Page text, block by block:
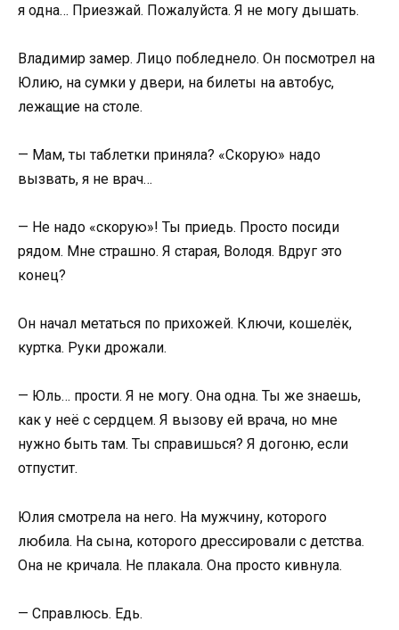
я одна… Приезжай. Пожалуйста. Я не могу дышать.
Владимир замер. Лицо побледнело. Он посмотрел на
Юлию, на сумки у двери, на билеты на автобус,
лежащие на столе.
— Мам, ты таблетки приняла? «Скорую» надо
вызвать, я не врач…
— Не надо «скорую»! Ты приедь. Просто посиди
рядом. Мне страшно. Я старая, Володя. Вдруг это
конец?
Он начал метаться по прихожей. Ключи, кошелёк,
куртка. Руки дрожали.
— Юль… прости. Я не могу. Она одна. Ты же знаешь,
как у неё с сердцем. Я вызову ей врача, но мне
нужно быть там. Ты справишься? Я догоню, если
отпустит.
Юлия смотрела на него. На мужчину, которого
любила. На сына, которого дрессировали с детства.
Она не кричала. Не плакала. Она просто кивнула.
— Справлюсь. Едь.